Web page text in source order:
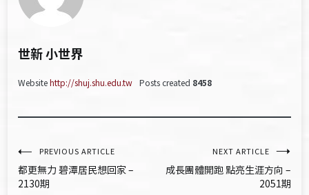
世新 小世界
Websitehttp://shuj.shu.edu.tw Posts created 8458
文
章
PREVIOUS ARTICLE
都更無力 碧潭居民想回家 –
2130期
NEXT ARTICLE
成長團體開跑 點亮生涯方向 –
2051期